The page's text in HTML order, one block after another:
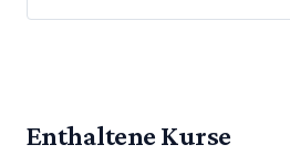
Enthaltene Kurse